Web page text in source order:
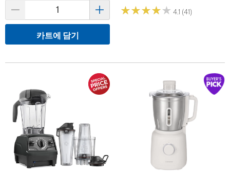
카트에 담기
★★★★★
★★★★★ 4.1 (41)